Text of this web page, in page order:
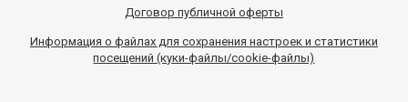
Договор публичной оферты
Информация о файлах для сохранения настроек и статистики
посещений (куки-файлы/cookie-файлы)